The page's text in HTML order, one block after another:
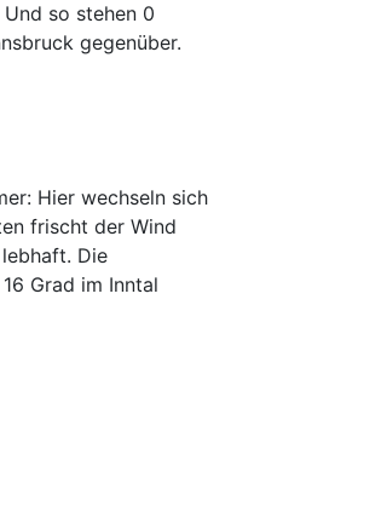
so stehen 0
gegenüber.
Hier wechseln sich
frischt der Wind
Die
Grad im Inntal